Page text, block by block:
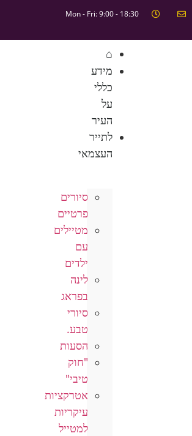
Mon - Fri: 9:00 - 18:30
⌂
מידע
כללי
על
העיר
לתייר
העצמאי
סיורים
פרטיים
מטיילים
עם
ילדים
לינה
בפראג
סיורי
טבע.
הסעות
"חוק
טיבי"
אטרקציות
עיקריות
למטייל